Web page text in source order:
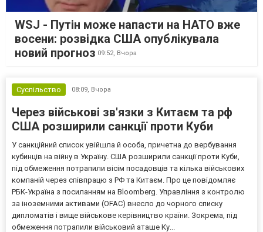
WSJ - Путін може напасти на НАТО вже
восени: розвідка США опублікувала
новий прогноз 09:52, Вчора
Суспільство 08:09, Вчора
Через військові зв'язки з Китаєм та рф
США розширили санкції проти Куби
У санкційний список увійшла й особа, причетна до вербування
кубинців на війну в Україну. США розширили санкції проти Куби,
під обмеження потрапили вісім посадовців та кілька військових
компаній через співпрацю з РФ та Китаєм. Про це повідомляє
РБК-Україна з посиланням на Bloomberg. Управління з контролю
за іноземними активами (OFAC) внесло до чорного списку
дипломатів і вище військове керівництво країни. Зокрема, під
обмеження потрапили військовий аташе Ку...